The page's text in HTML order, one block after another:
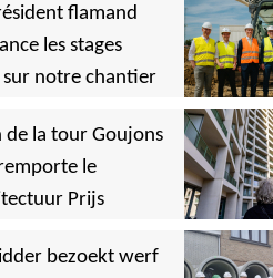
flamand
les stages
sur notre chantier
,
de la tour Goujons
le
Prijs
bezoekt werf